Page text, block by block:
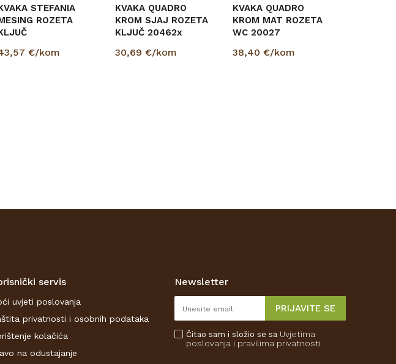
STEFANIA
ROZETA
€/kom
KVAKA QUADRO
KROM SJAJ ROZETA
KLJUČ 20462x
30,69 €/kom
KVAKA QUADRO
KROM MAT ROZETA
WC 20027
38,40 €/kom
servis
uvjeti poslovanja
privatnosti i osobnih podataka
kolačića
na odustajanje
Newsletter
PRIJAVITE SE
Čitao sam i složio se sa Uvjetima
poslovanja i pravilima privatnosti